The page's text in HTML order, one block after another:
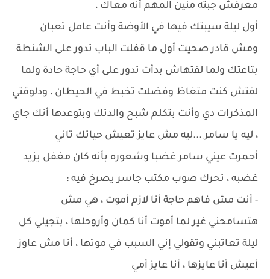
معرفش جبته منين المهم أنه معاك ،
أول ليلة سيبتك فيها في الأوضة وأنت عامل تعبان
ومش قادر صحيت أول ما قفلت الباب تدور على الشنطة
بتاعتك ولما لقتهاش بدأت تدور على أي حاجة حادة ولما
لقتش كنت متغاظ وفضلت تخبط في الحيطان ، ودلوقتي
المذكرات دي وأنت بتكلم شبح والدتك وبتوعدها أنك جاي
، ليه يا سامر ...ليه مش عايز تعيش حياتك تاني
أحمرت عيني سامر غضبا وشعوره بأنه كان مغفل يزيد
غضبه ، تحرك صوب مكتب جاسر يصرخ فيه :
- أنت مش فاهم حاجة أنا لازم أموت ، هي مش
هتسامحني غير لما أموت أنا كمان وأروحلها ، بتجيلي كل
ليلة تعاتبني وتقولي إني السبب في موتها ، أنا مش عاوز
أعيش أنا عايزها ، أنا عايز أمي